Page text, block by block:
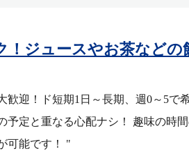
！ジュースやお茶など
歓迎！ド短期1日～長期、週0～5
予定と重なる心配ナシ！ 趣味の時
可能です！ "